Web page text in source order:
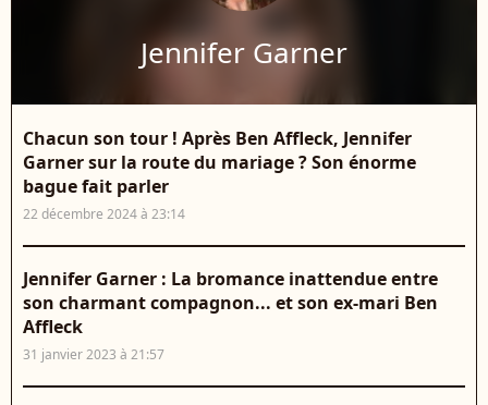
Jennifer Garner
Chacun son tour ! Après Ben Affleck, Jennifer
Garner sur la route du mariage ? Son énorme
bague fait parler
22 décembre 2024 à 23:14
Jennifer Garner : La bromance inattendue entre
son charmant compagnon... et son ex-mari Ben
Affleck
31 janvier 2023 à 21:57